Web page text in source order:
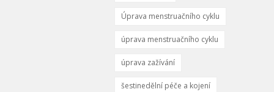
Úprava menstruačního cyklu
úprava menstruačního cyklu
úprava zažívání
šestinedělní péče a kojení